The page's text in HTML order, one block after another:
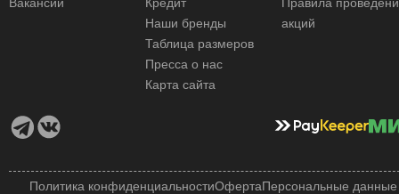
Наши бренды
Таблица размеров
Пресса о нас
Карта сайта
акций
Политика конфиденциальностиОфертаПерсональные данные